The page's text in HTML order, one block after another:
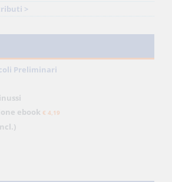
>
Preliminari
ebook € 4,19